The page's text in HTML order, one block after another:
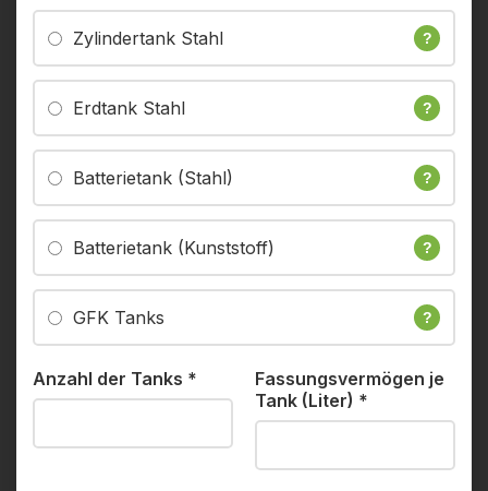
Zylindertank Stahl ?
Erdtank Stahl ?
Batterietank (Stahl) ?
Batterietank (Kunststoff) ?
GFK Tanks ?
Anzahl der Tanks *
Fassungsvermögen je
Tank (Liter) *